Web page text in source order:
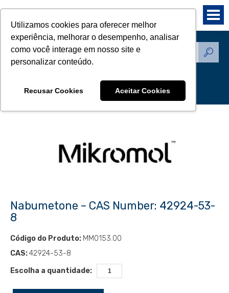
Utilizamos cookies para oferecer melhor
experiência, melhorar o desempenho, analisar
como você interage em nosso site e
personalizar conteúdo.
Recusar Cookies Aceitar Cookies
Produtos - Padrões de
Nabumetone – CAS Number: 42924-53-
8
Código do Produto: MM0153.00
CAS:42924-53-8
Escolha a quantidade: